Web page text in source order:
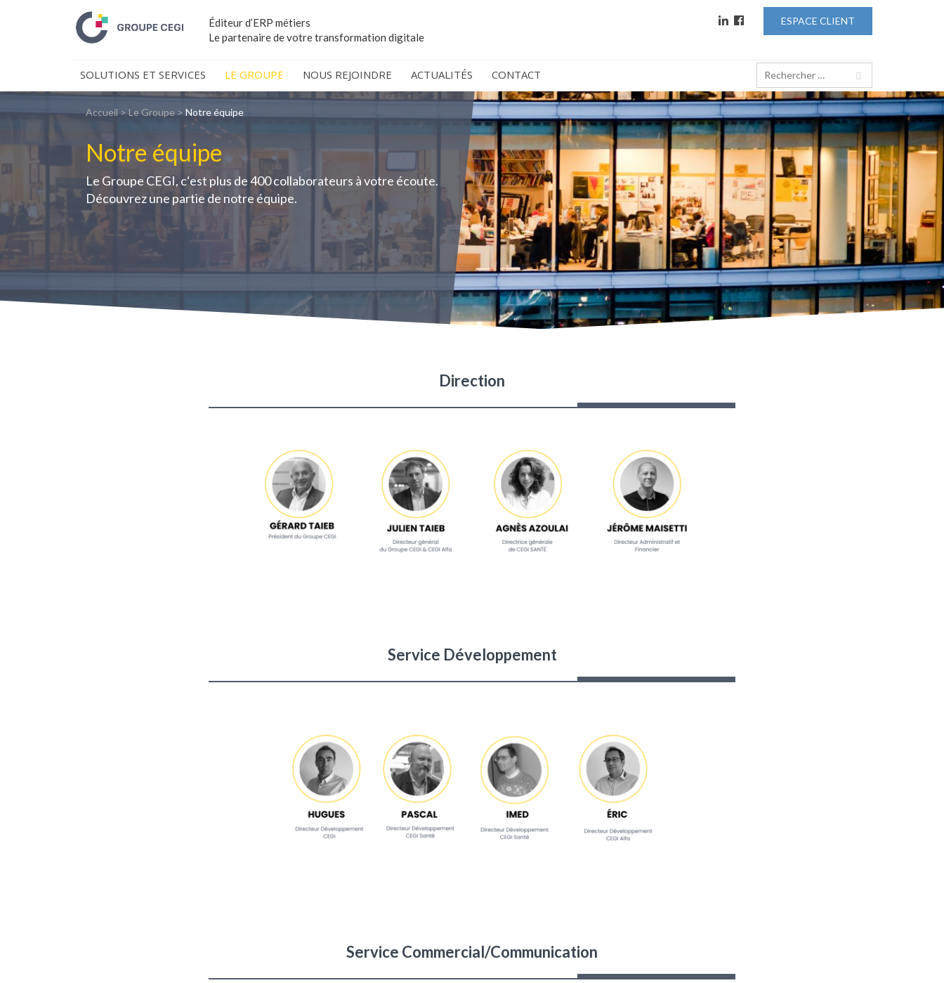
Éditeur d’ERP métiers
Le partenaire de votre transformation digitale
ESPACE CLIENT
SOLUTIONS ET SERVICES LE GROUPE NOUS REJOINDRE ACTUALITÉS CONTACT
Accueil > Le Groupe > Notre équipe
Notre équipe
Le Groupe CEGI, c‘est plus de 400 collaborateurs à votre écoute.
Découvrez une partie de notre équipe.
Direction
Service Développement
Service Commercial/Communication